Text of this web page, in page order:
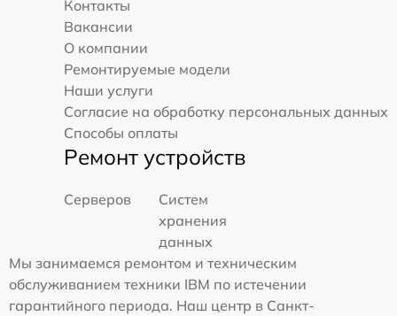
Контакты
Вакансии
О компании
Ремонтируемые модели
Наши услуги
Согласие на обработку персональных данных
Способы оплаты
Ремонт устройств
Серверов
Систем
хранения
данных
Мы занимаемся ремонтом и техническим
обслуживанием техники IBM по истечении
гарантийного периода. Наш центр в Санкт-